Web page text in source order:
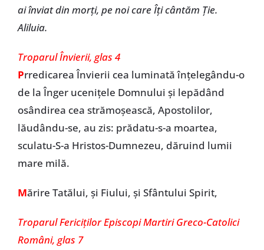
ai înviat din morți, pe noi care Îți cântăm Ție.
Aliluia.
Troparul Învierii, glas 4
Prredicarea Învierii cea luminată înțelegându-o
de la Înger ucenițele Domnului și lepădând
osândirea cea strămoșească, Apostolilor,
lăudându-se, au zis: prădatu-s-a moartea,
sculatu-S-a Hristos-Dumnezeu, dăruind lumii
mare milă.
Mărire Tatălui, și Fiului, și Sfântului Spirit,
Troparul Fericiților Episcopi Martiri Greco-Catolici
Români, glas 7